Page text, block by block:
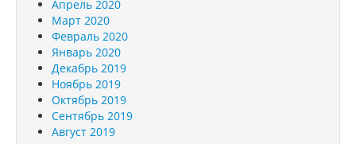
Апрель 2020
Март 2020
Февраль 2020
Январь 2020
Декабрь 2019
Ноябрь 2019
Октябрь 2019
Сентябрь 2019
Август 2019